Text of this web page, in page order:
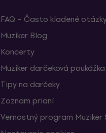
FAQ – Často kladené
Muziker Blog
Koncerty
Muziker darčeková poukážka
Tipy na darčeky
Zoznam prianí
Vernostný program Muziker